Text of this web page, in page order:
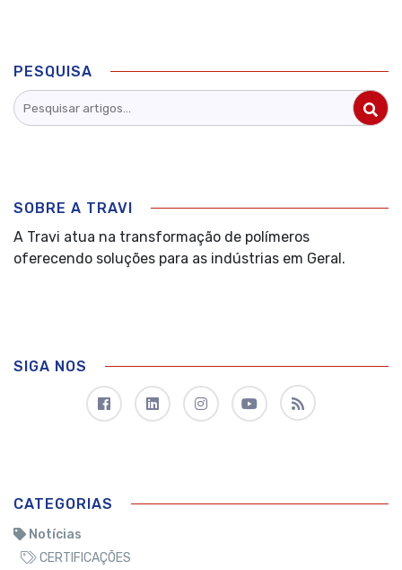
PESQUISA
SOBRE A TRAVI
A Travi atua na transformação de polímeros
oferecendo soluções para as indústrias em Geral.
SIGA NOS
CATEGORIAS
Notícias
CERTIFICAÇÕES